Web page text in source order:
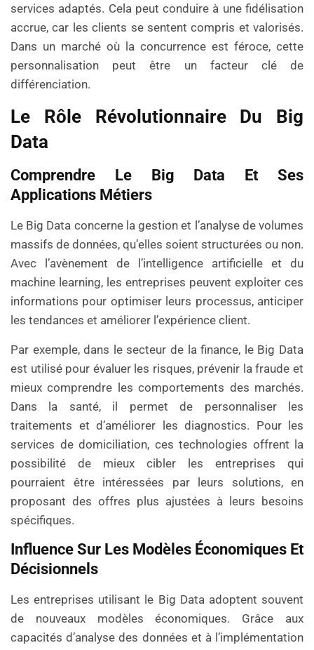
services adaptés. Cela peut conduire à une fidélisation
accrue, car les clients se sentent compris et valorisés.
Dans un marché où la concurrence est féroce, cette
personnalisation peut être un facteur clé de
différenciation.
Le Rôle Révolutionnaire Du Big
Data
Comprendre Le Big Data Et Ses
Applications Métiers
Le Big Data concerne la gestion et l’analyse de volumes
massifs de données, qu’elles soient structurées ou non.
Avec l’avènement de l’intelligence artificielle et du
machine learning, les entreprises peuvent exploiter ces
informations pour optimiser leurs processus, anticiper
les tendances et améliorer l’expérience client.
Par exemple, dans le secteur de la finance, le Big Data
est utilisé pour évaluer les risques, prévenir la fraude et
mieux comprendre les comportements des marchés.
Dans la santé, il permet de personnaliser les
traitements et d’améliorer les diagnostics. Pour les
services de domiciliation, ces technologies offrent la
possibilité de mieux cibler les entreprises qui
pourraient être intéressées par leurs solutions, en
proposant des offres plus ajustées à leurs besoins
spécifiques.
Influence Sur Les Modèles Économiques Et
Décisionnels
Les entreprises utilisant le Big Data adoptent souvent
de nouveaux modèles économiques. Grâce aux
capacités d’analyse des données et à l’implémentation